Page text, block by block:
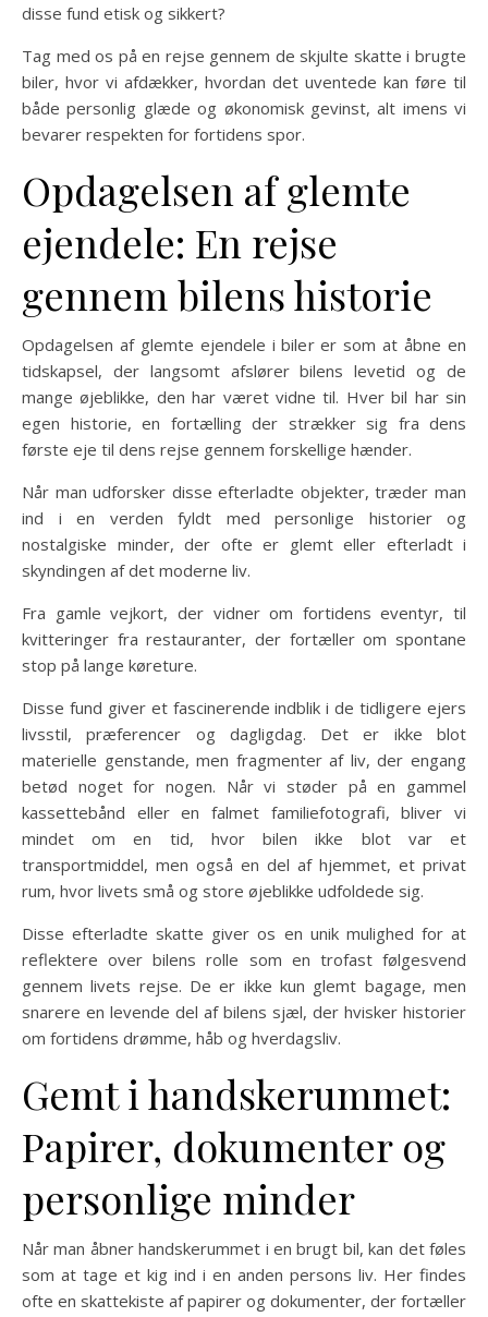
disse fund etisk og sikkert?
Tag med os på en rejse gennem de skjulte skatte i brugte
biler, hvor vi afdækker, hvordan det uventede kan føre til
både personlig glæde og økonomisk gevinst, alt imens vi
bevarer respekten for fortidens spor.
Opdagelsen af glemte
ejendele: En rejse
gennem bilens historie
Opdagelsen af glemte ejendele i biler er som at åbne en
tidskapsel, der langsomt afslører bilens levetid og de
mange øjeblikke, den har været vidne til. Hver bil har sin
egen historie, en fortælling der strækker sig fra dens
første eje til dens rejse gennem forskellige hænder.
Når man udforsker disse efterladte objekter, træder man
ind i en verden fyldt med personlige historier og
nostalgiske minder, der ofte er glemt eller efterladt i
skyndingen af det moderne liv.
Fra gamle vejkort, der vidner om fortidens eventyr, til
kvitteringer fra restauranter, der fortæller om spontane
stop på lange køreture.
Disse fund giver et fascinerende indblik i de tidligere ejers
livsstil, præferencer og dagligdag. Det er ikke blot
materielle genstande, men fragmenter af liv, der engang
betød noget for nogen. Når vi støder på en gammel
kassettebånd eller en falmet familiefotografi, bliver vi
mindet om en tid, hvor bilen ikke blot var et
transportmiddel, men også en del af hjemmet, et privat
rum, hvor livets små og store øjeblikke udfoldede sig.
Disse efterladte skatte giver os en unik mulighed for at
reflektere over bilens rolle som en trofast følgesvend
gennem livets rejse. De er ikke kun glemt bagage, men
snarere en levende del af bilens sjæl, der hvisker historier
om fortidens drømme, håb og hverdagsliv.
Gemt i handskerummet:
Papirer, dokumenter og
personlige minder
Når man åbner handskerummet i en brugt bil, kan det føles
som at tage et kig ind i en anden persons liv. Her findes
ofte en skattekiste af papirer og dokumenter, der fortæller